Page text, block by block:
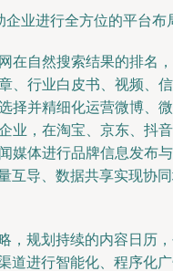
业进行全方位的平台布
在自然搜索结果的排名
、行业白皮书、视频、
择并精细化运营微博、
业，在淘宝、京东、抖
媒体进行品牌信息发布
互导、数据共享实现协同
，规划持续的内容日历
道进行智能化、程序化